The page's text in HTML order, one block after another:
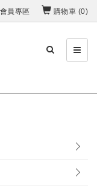
員專區 購物車 (0)